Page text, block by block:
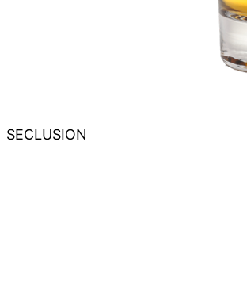
SECLUSION